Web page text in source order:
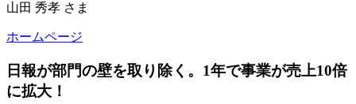
山田 秀孝 さま
ホームページ
日報が部門の壁を取り除く。1年で事業が売上10倍
に拡大！